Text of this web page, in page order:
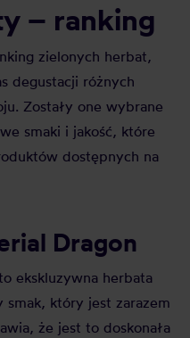
– ranking
zielonych herbat,
degustacji różnych
Zostały one wybrane
smaki i jakość, które
dostępnych na
Dragon
ekskluzywna herbata
smak, który jest zarazem
że jest to doskonała